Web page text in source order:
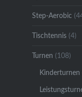
Step-Aerobic
Tischtennis(4)
Turnen (108)
Kinderturnen